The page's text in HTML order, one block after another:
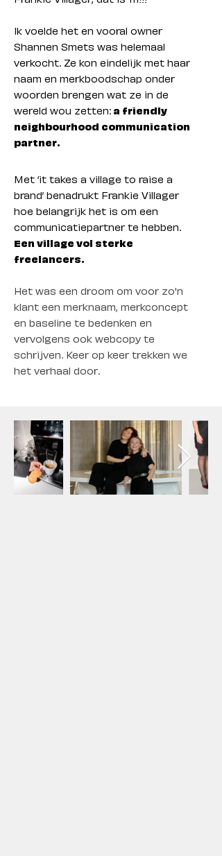
Ik voelde het en vooral owner
Shannen Smets was helemaal
verkocht. Ze kon eindelijk met haar
naam en merkboodschap onder
woorden brengen wat ze in de
wereld wou zetten: a friendly
neighbourhood communication
partner.
Met ‘it takes a village to raise a
brand’ benadrukt Frankie Villager
hoe belangrijk het is om een
communicatiepartner te hebben.
Een village vol sterke
freelancers.
Het was een droom om voor zo'n
klant een merknaam, merkconcept
en baseline te bedenken en
vervolgens ook webcopy te
schrijven. Keer op keer trekken we
het verhaal door.